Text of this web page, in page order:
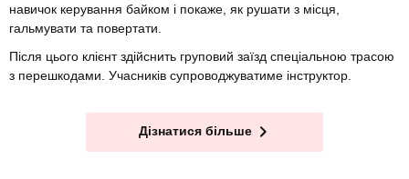
навичок керування байком і покаже, як рушати з місця,
гальмувати та повертати.
Після цього клієнт здійснить груповий заїзд спеціальною трасою
з перешкодами. Учасників супроводжуватиме інструктор.
Дізнатися більше